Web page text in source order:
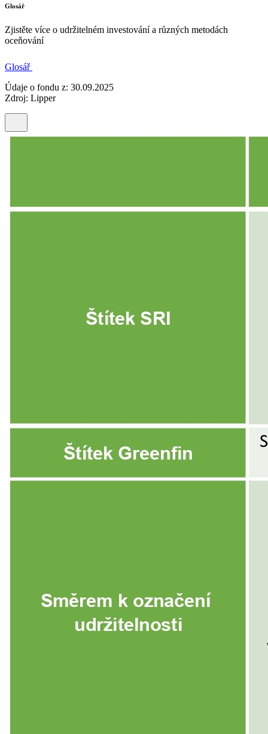
Glosář
Zjistěte více o udržitelném investování a různých metodách
oceňování
Glosář
Údaje o fondu z: 30.09.2025
Zdroj: Lipper